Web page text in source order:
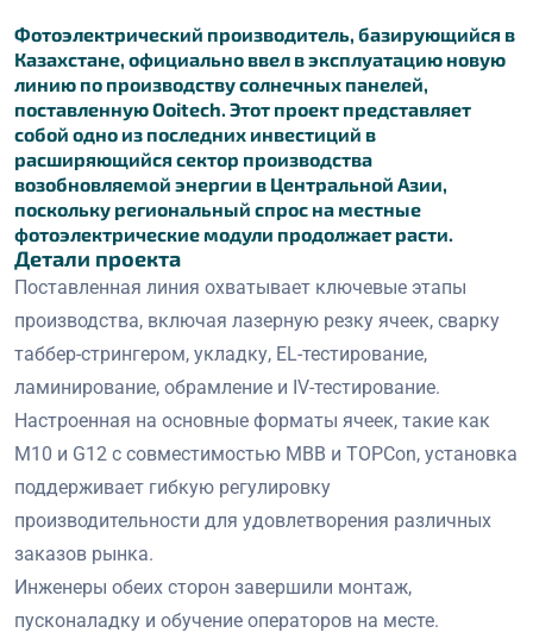
Фотоэлектрический производитель, базирующийся в
Казахстане, официально ввел в эксплуатацию новую
линию по производству солнечных панелей,
поставленную Ooitech. Этот проект представляет
собой одно из последних инвестиций в
расширяющийся сектор производства
возобновляемой энергии в Центральной Азии,
поскольку региональный спрос на местные
фотоэлектрические модули продолжает расти.
Детали проекта
Поставленная линия охватывает ключевые этапы
производства, включая лазерную резку ячеек, сварку
таббер-стрингером, укладку, EL-тестирование,
ламинирование, обрамление и IV-тестирование.
Настроенная на основные форматы ячеек, такие как
M10 и G12 с совместимостью MBB и TOPCon, установка
поддерживает гибкую регулировку
производительности для удовлетворения различных
заказов рынка.
Инженеры обеих сторон завершили монтаж,
пусконаладку и обучение операторов на месте.